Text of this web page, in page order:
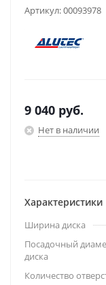
Артикул:00093978
9 040 руб.
Нет в наличии
Характеристики
Ширина диска
Посадочный
диска
Количество